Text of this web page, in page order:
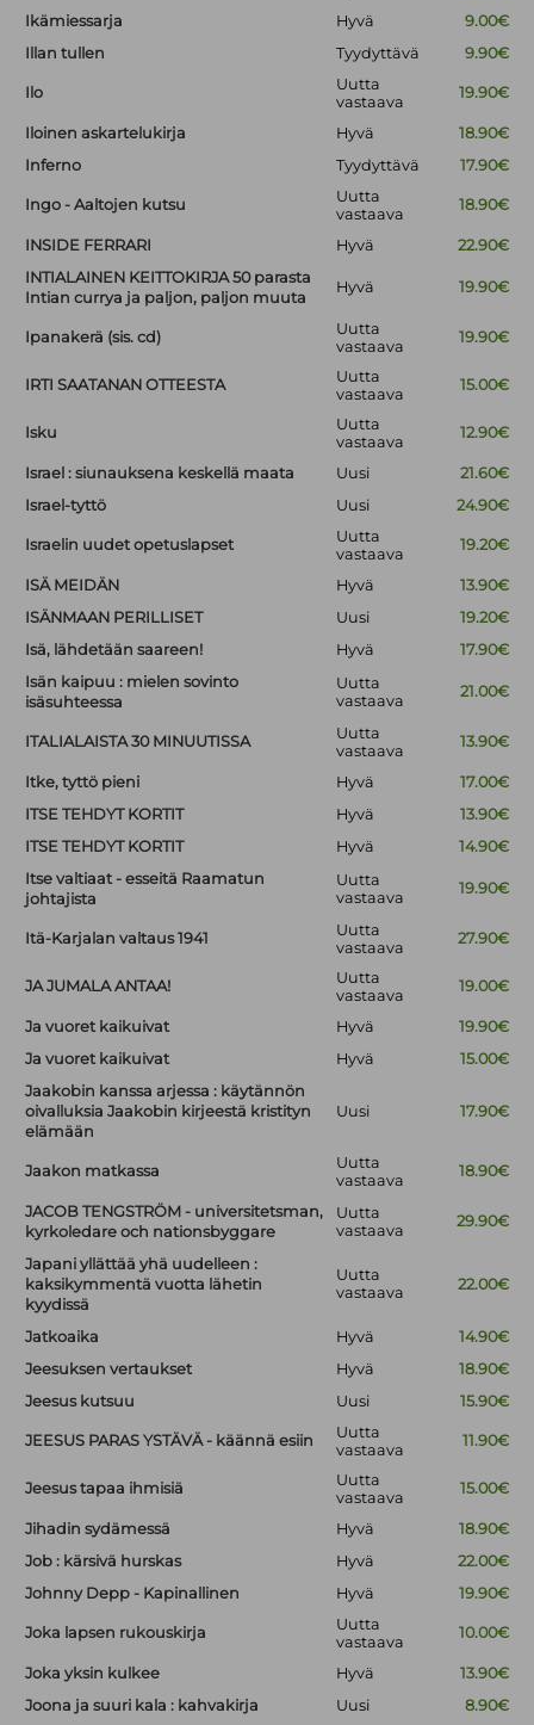
Ikämiessarja
Hyvä
9.00€
Illan tullen
Tyydyttävä 9.90€
Ilo
Uutta
vastaava
19.90€
Iloinen askartelukirja Hyvä
18.90€
Inferno
Tyydyttävä 17.90€
Ingo - Aaltojen kutsu
Uutta
vastaava
18.90€
INSIDE FERRARI Hyvä
22.90€
INTIALAINEN KEITTOKIRJA 50 parasta
Intian currya ja paljon, paljon muuta
Hyvä 19.90€
Ipanakerä (sis. cd)
Uutta
vastaava
19.90€
IRTI SAATANAN OTTEESTA
Uutta
vastaava
15.00€
Isku
Uutta
vastaava
12.90€
Israel : siunauksena keskellä maata Uusi
21.60€
Israel-tyttö
Uusi 24.90€
Israelin uudet opetuslapset
Uutta
vastaava
19.20€
ISÄ MEIDÄN Hyvä
13.90€
ISÄNMAAN PERILLISET
Uusi
19.20€
Isä, lähdetään saareen!
Hyvä
17.90€
Isän kaipuu : mielen sovinto
isäsuhteessa
Uutta
vastaava
21.00€
ITALIALAISTA 30 MINUUTISSA
Uutta
vastaava
13.90€
Itke, tyttö pieni Hyvä
17.00€
ITSE TEHDYT KORTIT
Hyvä
13.90€
ITSE TEHDYT KORTIT
Hyvä
14.90€
Itse valtiaat - esseitä Raamatun
johtajista
Uutta
vastaava
19.90€
Itä-Karjalan valtaus 1941
Uutta
vastaava
27.90€
JA JUMALA ANTAA!
Uutta
vastaava
19.00€
Ja vuoret kaikuivat Hyvä
19.90€
Ja vuoret kaikuivat
Hyvä
15.00€
Jaakobin kanssa arjessa : käytännön
oivalluksia Jaakobin kirjeestä kristityn
elämään
Uusi 17.90€
Jaakon matkassa
Uutta
vastaava
18.90€
JACOB TENGSTRÖM - universitetsman,
kyrkoledare och nationsbyggare
Uutta
vastaava
29.90€
Japani yllättää yhä uudelleen :
kaksikymmentä vuotta lähetin
kyydissä
Uutta
vastaava
22.00€
Jatkoaika Hyvä
14.90€
Jeesuksen vertaukset
Hyvä
18.90€
Jeesus kutsuu
Uusi 15.90€
JEESUS PARAS YSTÄVÄ - käännä esiin
Uutta
vastaava
11.90€
Jeesus tapaa ihmisiä
Uutta
vastaava
15.00€
Jihadin sydämessä Hyvä
18.90€
Job : kärsivä hurskas
Hyvä
22.00€
Johnny Depp - Kapinallinen
Hyvä 19.90€
Joka lapsen rukouskirja
Uutta
vastaava
10.00€
Joka yksin kulkee Hyvä
13.90€
Joona ja suuri kala : kahvakirja
Uusi
8.90€